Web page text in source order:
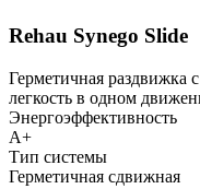
Rehau Synego Slide
Герметичная
легкость в одном
Энергоэффективность
A+
Тип системы
Герметичная сдвижная